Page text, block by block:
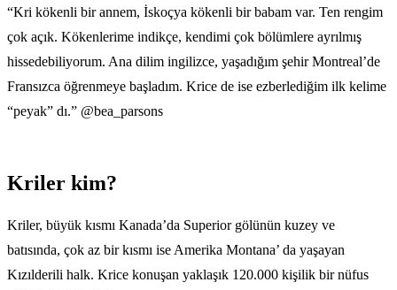
“Kri kökenli bir annem, İskoçya kökenli bir babam var. Ten rengim
çok açık. Kökenlerime indikçe, kendimi çok bölümlere ayrılmış
hissedebiliyorum. Ana dilim ingilizce, yaşadığım şehir Montreal’de
Fransızca öğrenmeye başladım. Krice de ise ezberlediğim ilk kelime
“peyak” dı.” @bea_parsons
Kriler kim?
Kriler, büyük kısmı Kanada’da Superior gölünün kuzey ve
batısında, çok az bir kısmı ise Amerika Montana’ da yaşayan
Kızılderili halk. Krice konuşan yaklaşık 120.000 kişilik bir nüfus